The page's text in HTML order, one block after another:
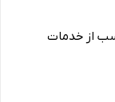
از خدمات